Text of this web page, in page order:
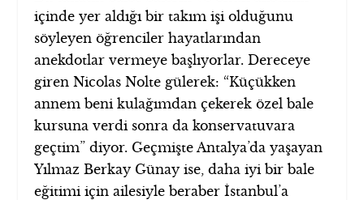
içinde yer aldığı bir takım işi olduğunu
söyleyen öğrenciler hayatlarından
anekdotlar vermeye başlıyorlar. Dereceye
giren Nicolas Nolte gülerek: “Küçükken
annem beni kulağımdan çekerek özel bale
kursuna verdi sonra da konservatuvara
geçtim” diyor. Geçmişte Antalya’da yaşayan
Yılmaz Berkay Günay ise, daha iyi bir bale
eğitimi için ailesiyle beraber İstanbul’a